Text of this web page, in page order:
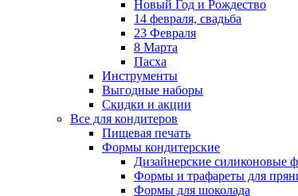
Новый Год и Рождество
14 февраля, свадьба
23 Февраля
8 Марта
Пасха
Инструменты
Выгодные наборы
Скидки и акции
Все для кондитеров
Пищевая печать
Формы кондитерские
Дизайнерские силиконовые
Формы и трафареты для
Формы для шоколада